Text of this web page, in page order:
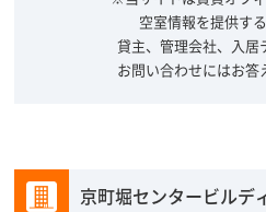
空室情報を提供す
貸主、管理会社、入居
お問い合わせにはお答
京町堀センタービルデ